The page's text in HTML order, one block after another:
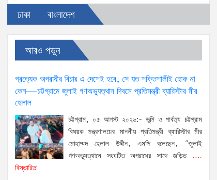
ঢাকা বাংলাদেশ
আরও পড়ুন
প্রত্যেক অপরাধীর বিচার এ দেশেই হবে, সে যত শক্তিশালীই হোক না
কেন—চট্টগ্রামে জুলাই গণঅভ্যুত্থান দিবসে প্রতিমন্ত্রী ব্যারিস্টার মীর
হেলাল
চট্টগ্রাম, ০৫ আগস্ট ২০২৬:- ভূমি ও পার্বত্য চট্টগ্রাম
বিষয়ক মন্ত্রণালয়ের মাননীয় প্রতিমন্ত্রী ব্যারিস্টার মীর
মোহাম্মদ হেলাল উদ্দীন, এমপি বলেছেন, “জুলাই
গণঅভ্যুত্থানে সংঘটিত অপরাধের সাথে জড়িত....
বিস্তারিত